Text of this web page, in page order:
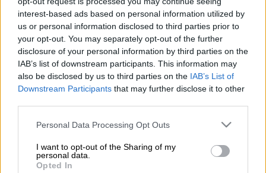
interest-based ads based on personal information utilized by
us or personal information disclosed to third parties prior to
your opt-out. You may separately opt-out of the further
disclosure of your personal information by third parties on the
IAB’s list of downstream participants. This information may
also be disclosed by us to third parties on the IAB’s List of
Downstream Participants that may further disclose it to other
Please note that this website/app uses one or more Google
not limited to your visit or usage behaviour. You may click to
grant or deny consent to Google and its third-party tags to
Personal Data Processing Opt Outs
I want to opt-out of the Sharing of my
personal data.
Opted In
τηςΡετζιάνα,Αλεσάντρο Σπανό, στα 26 του
χρόνια πανηγύρισε τον προβιβασμό της
ομάδας του στηSerie B(δεύτερη κατηγορία)
μετά από 21 χρόνια και πριν κοπάσουν οι
πανηγυρισμοί ανακοίνωσε ότι σταματά το
ποδόσφαιρο για να ολοκληρώσει τις
σπουδές του εκτόςΙταλίας!
Μία μέρα μετά την απονομή του τροπαίου κι
ενώ όλη η πόλη γλεντούσε για την άνοδο, ο
Σπανό φόρεσε σακάκι και γραβάτα και πήγε